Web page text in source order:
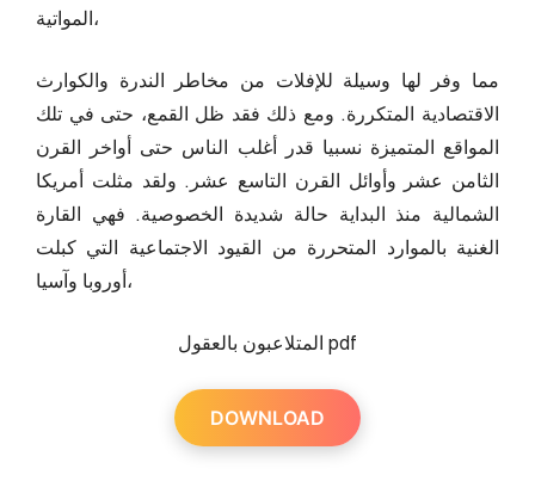
المواتية،
مما وفر لها وسيلة للإفلات من مخاطر الندرة والكوارث
الاقتصادية المتكررة. ومع ذلك فقد ظل القمع، حتى في تلك
المواقع المتميزة نسبيا قدر أغلب الناس حتى أواخر القرن
الثامن عشر وأوائل القرن التاسع عشر. ولقد مثلت أمريكا
الشمالية منذ البداية حالة شديدة الخصوصية. فهي القارة
الغنية بالموارد المتحررة من القيود الاجتماعية التي كبلت
أوروبا وآسيا،
المتلاعبون بالعقول pdf
DOWNLOAD